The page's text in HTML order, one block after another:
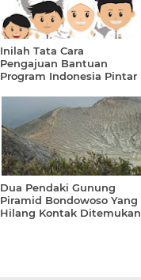
Inilah Tata Cara
Pengajuan Bantuan
Program Indonesia Pintar
Dua Pendaki Gunung
Piramid Bondowoso Yang
Hilang Kontak Ditemukan